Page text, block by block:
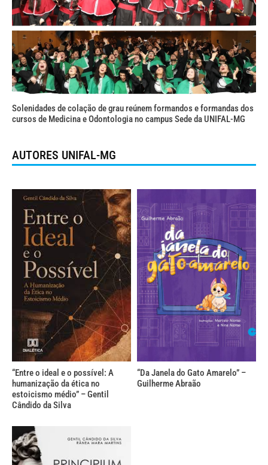
Solenidades de colação de grau reúnem formandos e formandas dos
cursos de Medicina e Odontologia no campus Sede da UNIFAL-MG
AUTORES UNIFAL-MG
“Entre o ideal e o possível: A
humanização da ética no
estoicismo médio” – Gentil
Cândido da Silva
“Da Janela do Gato Amarelo” –
Guilherme Abraão